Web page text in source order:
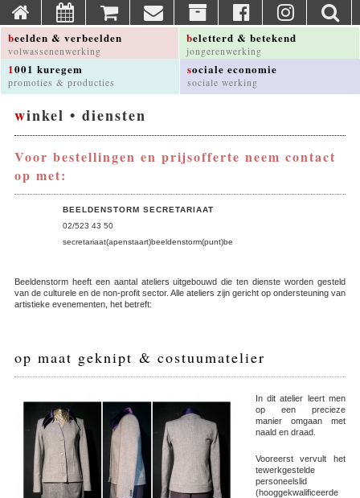
beelden & verbeelden
volwassenenwerking
beletterd & betekend
jongerenwerking
1001 kuregem
promoties & producties
sociale economie
sociale werking
winkel • diensten
Voor bestellingen en prijsofferte neem contact
op met:
BEELDENSTORM SECRETARIAAT
02/523 43 50
secretariaat(apenstaart)beeldenstorm(punt)be
Beeldenstorm heeft een aantal ateliers uitgebouwd die ten dienste worden gesteld
van de culturele en de non-profit sector. Alle ateliers zijn gericht op ondersteuning van
artistieke evenementen, het betreft:
op maat geknipt & costuumatelier
In dit atelier leert men
op een precieze
manier omgaan met
naald en draad.
Vooreerst vervult het
tewerkgestelde
personeelslid
(hooggekwalificeerde